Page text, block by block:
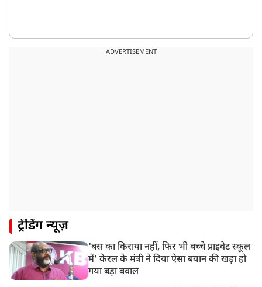
ADVERTISEMENT
ट्रेंडिंग न्यूज़
'बस का किराया नहीं, फिर भी बच्चे प्राइवेट स्कूल
में' केरल के मंत्री ने दिया ऐसा बयान की खड़ा हो
गया बड़ा बवाल